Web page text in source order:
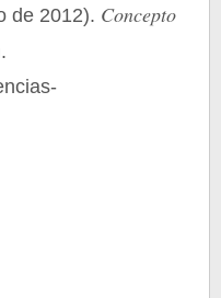
de 2012). Concepto